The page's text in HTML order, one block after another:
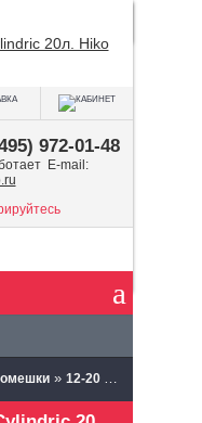
972-01-48
E-mail:
» 12-20 л. »